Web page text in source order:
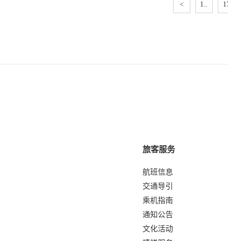
< 1..
旅客服务
航班信息
交通导引
乘机指南
通知公告
文化活动